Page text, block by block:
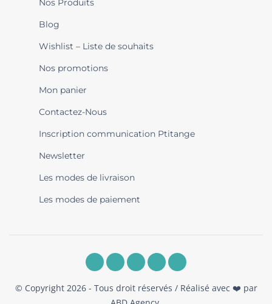
Nos Produits
Blog
Wishlist – Liste de souhaits
Nos promotions
Mon panier
Contactez-Nous
Inscription communication Ptitange
Newsletter
Les modes de livraison
Les modes de paiement
© Copyright 2026 - Tous droit réservés / Réalisé avec ❤️ par